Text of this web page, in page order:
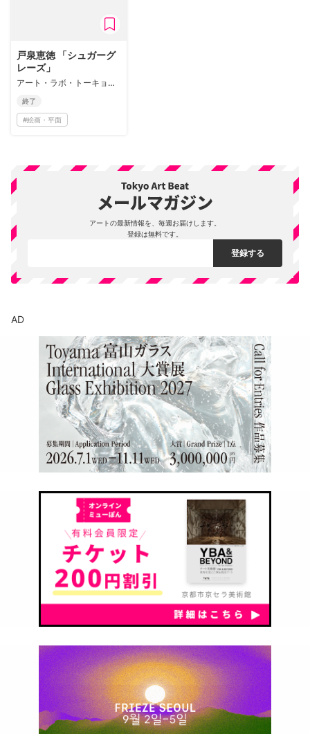
戸泉恵徳 「シュガーグ
レーズ」
アート・ラボ・トーキョー/アサクサ
終了
#絵画・平面
アートの最新情報を、毎週お届けします。
登録は無料です。
AD